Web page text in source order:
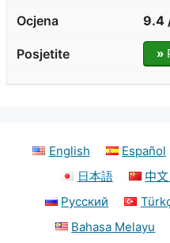
9.4
»
English Español
日本語
中
Русский
Bahasa Melayu